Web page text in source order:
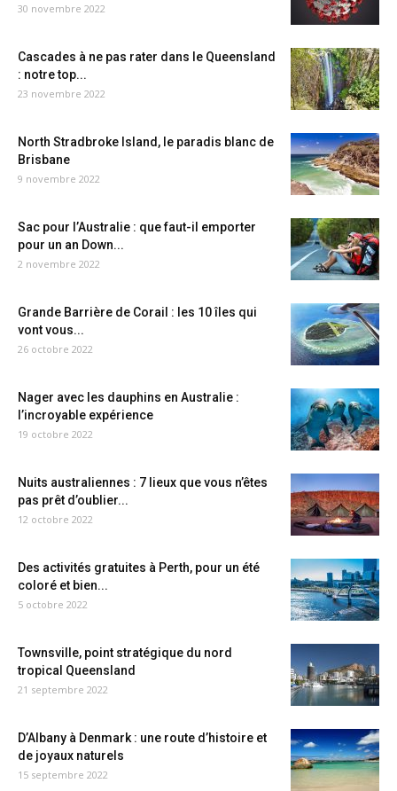
30 novembre 2022
Cascades à ne pas rater dans le Queensland
: notre top...
23 novembre 2022
North Stradbroke Island, le paradis blanc de
Brisbane
9 novembre 2022
Sac pour l’Australie : que faut-il emporter
pour un an Down...
2 novembre 2022
Grande Barrière de Corail : les 10 îles qui
vont vous...
26 octobre 2022
Nager avec les dauphins en Australie :
l’incroyable expérience
19 octobre 2022
Nuits australiennes : 7 lieux que vous n’êtes
pas prêt d’oublier...
12 octobre 2022
Des activités gratuites à Perth, pour un été
coloré et bien...
5 octobre 2022
Townsville, point stratégique du nord
tropical Queensland
21 septembre 2022
D’Albany à Denmark : une route d’histoire et
de joyaux naturels
15 septembre 2022